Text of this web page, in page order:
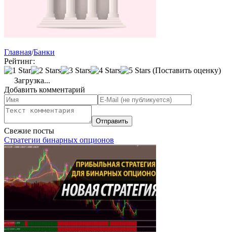
Главная/Банки
Рейтинг:
(Поставить оценку)
Загрузка...
Добавить комментарий
Свежие посты
Стратегии бинарных опционов